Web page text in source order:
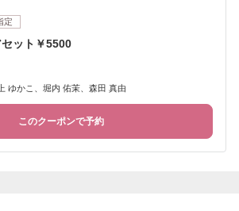
定
ット￥5500
ゆかこ、堀内 佑茉、森田 真由
このクーポンで予約